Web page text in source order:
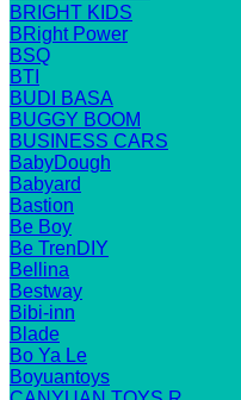
BRIGHT KIDS
BRight Power
BSQ
BTI
BUDI BASA
BUGGY BOOM
BUSINESS CARS
BabyDough
Babyard
Bastion
Be Boy
Be TrenDIY
Bellina
Bestway
Bibi-inn
Blade
Bo Ya Le
Boyuantoys